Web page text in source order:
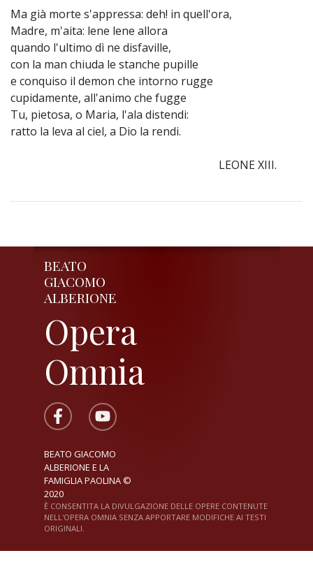
Ma già morte s'appressa: deh! in quell'ora,
Madre, m'aita: lene lene allora
quando l'ultimo dì ne disfaville,
con la man chiuda le stanche pupille
e conquiso il demon che intorno rugge
cupidamente, all'animo che fugge
Tu, pietosa, o Maria, l'ala distendi:
ratto la leva al ciel, a Dio la rendi.
LEONE XIII.
BEATO
GIACOMO
ALBERIONE
Opera
Omnia
BEATO GIACOMO
ALBERIONE E LA
FAMIGLIA PAOLINA ©
2020
È CONSENTITA LA DIVULGAZIONE DELLE OPERE CONTENUTE
NELL'OPERA OMNIA SENZA APPORTARE MODIFICHE AI TESTI
ORIGINALI.